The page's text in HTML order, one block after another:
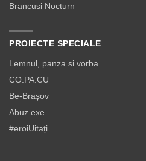
Brancusi Nocturn
PROIECTE SPECIALE
Lemnul, panza si vorba
CO.PA.CU
Be-Brașov
Abuz.exe
#eroiUitați